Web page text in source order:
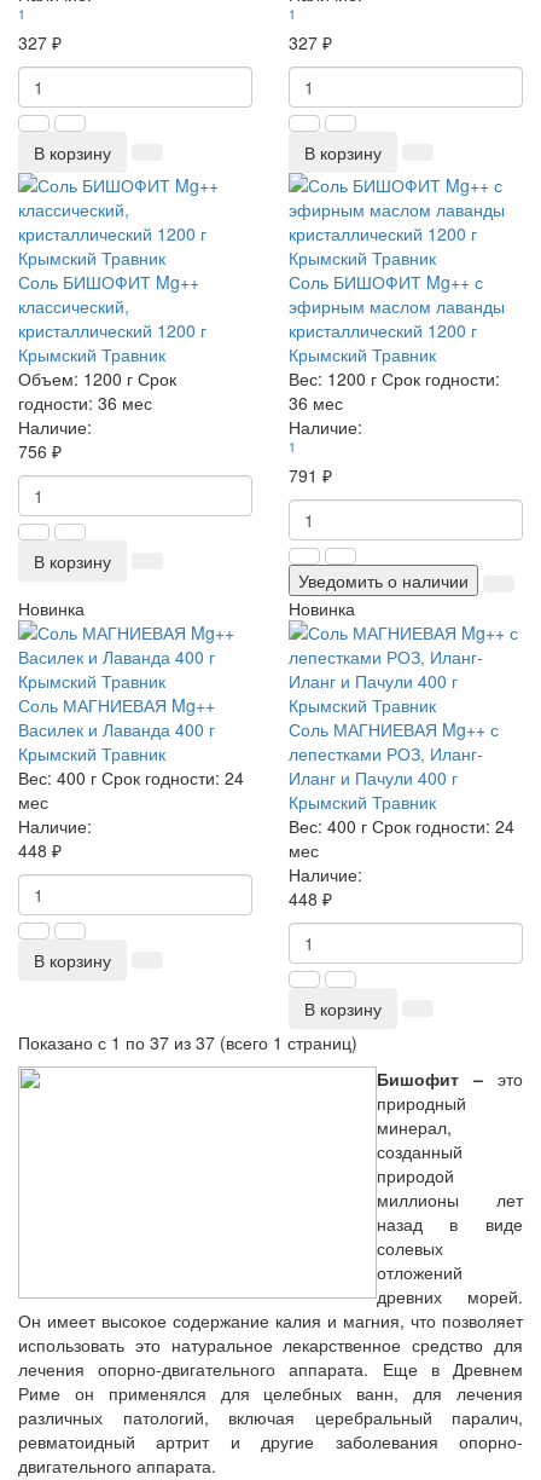
1
327 ₽
В корзину
1
327 ₽
В корзину
Соль БИШОФИТ Mg++
классический,
кристаллический 1200 г
Крымский Травник
Объем: 1200 г Срок
годности: 36 мес
Наличие:
756 ₽
В корзину
Соль БИШОФИТ Mg++ с
эфирным маслом лаванды
кристаллический 1200 г
Крымский Травник
Вес: 1200 г Срок годности:
36 мес
Наличие:
1
791 ₽
Уведомить о наличии
Новинка
Соль МАГНИЕВАЯ Mg++
Василек и Лаванда 400 г
Крымский Травник
Вес: 400 г Срок годности: 24
мес
Наличие:
448 ₽
В корзину
Новинка
Соль МАГНИЕВАЯ Mg++ с
лепестками РОЗ, Иланг-
Иланг и Пачули 400 г
Крымский Травник
Вес: 400 г Срок годности: 24
мес
Наличие:
448 ₽
В корзину
Показано с 1 по 37 из 37 (всего 1 страниц)
Бишофит– это
природный
минерал,
созданный
природой
миллионы лет
назад в виде
солевых
отложений
древних морей.
Он имеет высокое содержание калия и магния, что позволяет
использовать это натуральное лекарственное средство для
лечения опорно-двигательного аппарата. Еще в Древнем
Риме он применялся для целебных ванн, для лечения
различных патологий, включая церебральный паралич,
ревматоидный артрит и другие заболевания опорно-
двигательного аппарата.